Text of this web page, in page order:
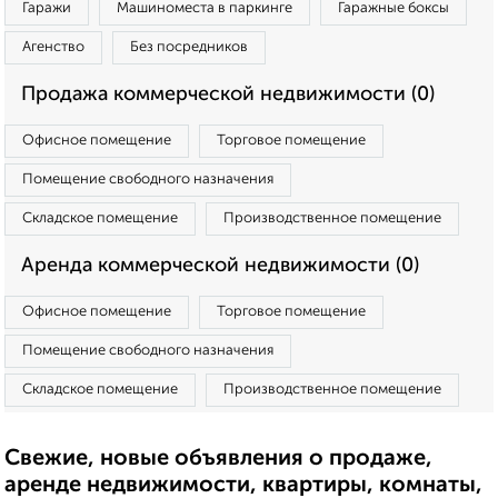
Гаражи Машиноместа в паркинге Гаражные боксы
Агенство Без посредников
Продажа коммерческой недвижимости (0)
Офисное помещение Торговое помещение
Помещение свободного назначения
Складское помещение Производственное помещение
Аренда коммерческой недвижимости (0)
Офисное помещение Торговое помещение
Помещение свободного назначения
Складское помещение Производственное помещение
Свежие, новые объявления о продаже,
аренде недвижимости, квартиры, комнаты,